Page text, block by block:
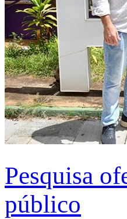
Pesquisa
público